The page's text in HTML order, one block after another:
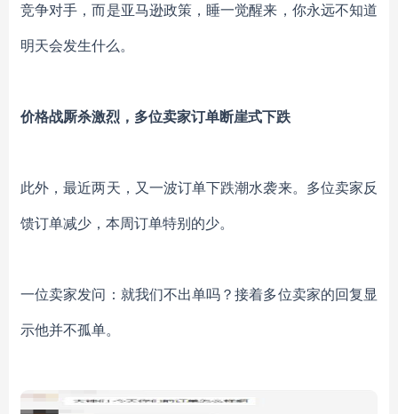
竞争对手，而是亚马逊政策，睡一觉醒来，你永远不知道
明天会发生什么。
价格战厮杀激烈， 多位卖家订单断崖式下跌
此外，最近两天，又一波订单下跌潮水袭来。多位卖家反
馈订单减少，本周订单特别的少。
一位卖家发问：就我们不出单吗？接着多位卖家的回复显
示他并不孤单。